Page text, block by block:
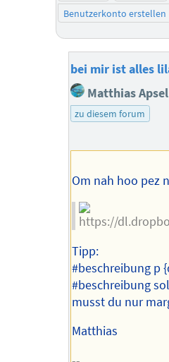
Benutzerkonto erstellen
bei mir ist alles
Matthias Apsel
zu diesem forum
Om nah hoo pez
Tipp:
#beschreibung p
#beschreibung
musst du nur
Matthias